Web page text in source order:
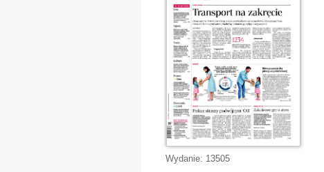
Wydanie: 13505